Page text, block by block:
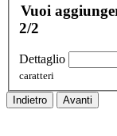
Vuoi
2/2
Dettaglio
caratteri
Indietro Avanti